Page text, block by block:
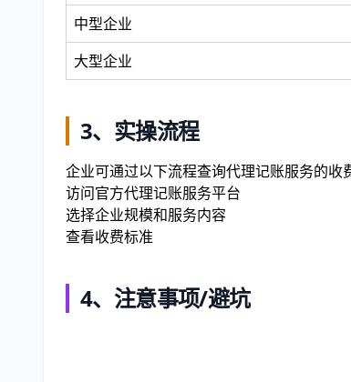
中型企业
大型企业
3、实操流程
企业可通过以下流程查询代理记账服务的收
访问官方代理记账服务平台
选择企业规模和服务内容
查看收费标准
4、注意事项/避坑